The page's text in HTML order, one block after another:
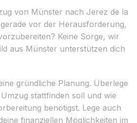
von Münster nach Jerez de la
vor der Herausforderung,
Keine Sorge, wir
aus Münster unterstützen dich
gründliche Planung. Überlege
stattfinden soll und wie
benötigst. Lege auch
finanziellen Möglichkeiten im